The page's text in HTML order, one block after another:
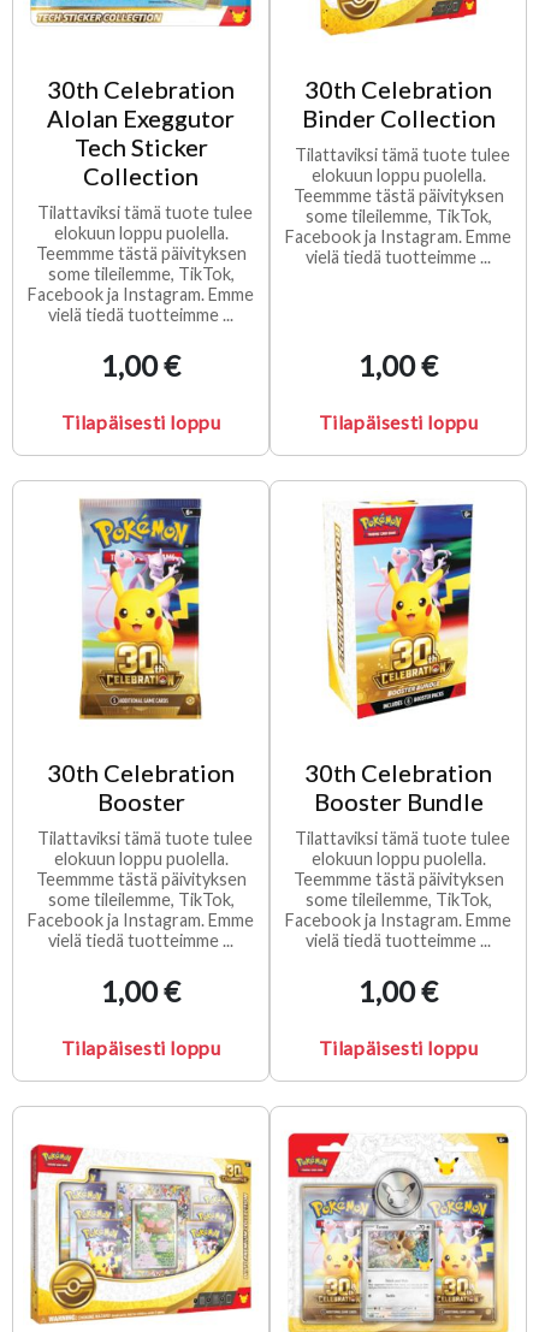
30th Celebration
Alolan Exeggutor
Tech Sticker
Collection
Tilattaviksi tämä tuote tulee
elokuun loppu puolella.
Teemmme tästä päivityksen
some tileilemme, TikTok,
Facebook ja Instagram. Emme
vielä tiedä tuotteimme ...
1,00 €
Tilapäisesti loppu
30th Celebration
Binder Collection
Tilattaviksi tämä tuote tulee
elokuun loppu puolella.
Teemmme tästä päivityksen
some tileilemme, TikTok,
Facebook ja Instagram. Emme
vielä tiedä tuotteimme ...
1,00 €
Tilapäisesti loppu
30th Celebration
Booster
Tilattaviksi tämä tuote tulee
elokuun loppu puolella.
Teemmme tästä päivityksen
some tileilemme, TikTok,
Facebook ja Instagram. Emme
vielä tiedä tuotteimme ...
1,00 €
Tilapäisesti loppu
30th Celebration
Booster Bundle
Tilattaviksi tämä tuote tulee
elokuun loppu puolella.
Teemmme tästä päivityksen
some tileilemme, TikTok,
Facebook ja Instagram. Emme
vielä tiedä tuotteimme ...
1,00 €
Tilapäisesti loppu